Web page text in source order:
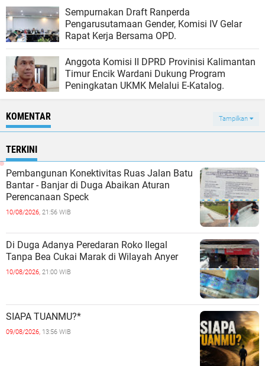
Sempurnakan Draft Ranperda
Pengarusutamaan Gender, Komisi IV Gelar
Rapat Kerja Bersama OPD.
Anggota Komisi II DPRD Provinisi Kalimantan
Timur Encik Wardani Dukung Program
Peningkatan UKMK Melalui E-Katalog.
KOMENTAR Tampilkan
TERKINI
Pembangunan Konektivitas Ruas Jalan Batu
Bantar - Banjar di Duga Abaikan Aturan
Perencanaan Speck
10/08/2026, 21:56 WIB
Di Duga Adanya Peredaran Roko Ilegal
Tanpa Bea Cukai Marak di Wilayah Anyer
10/08/2026, 21:00 WIB
SIAPA TUANMU?*
09/08/2026, 13:56 WIB